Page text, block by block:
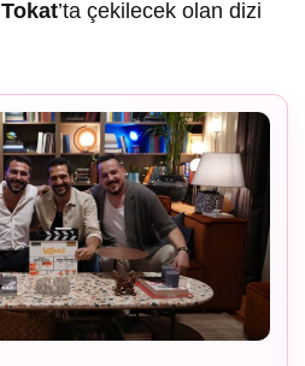
Tokat’ta çekilecek olan dizi